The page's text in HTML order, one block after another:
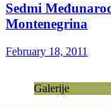
Sedmi
Montenegrina
February 18, 2011
Galerije